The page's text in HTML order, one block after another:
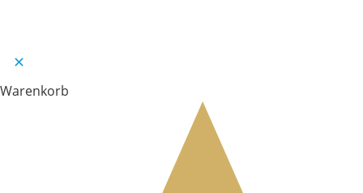
Warenkorb